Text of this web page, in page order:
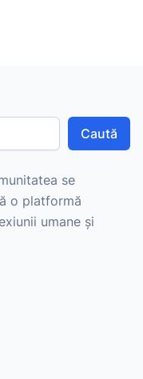
Caută
se
o platformă
umane și